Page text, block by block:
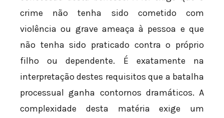
crime não tenha sido cometido com
violência ou grave ameaça à pessoa e que
não tenha sido praticado contra o próprio
filho ou dependente. É exatamente na
interpretação destes requisitos que a batalha
processual ganha contornos dramáticos. A
complexidade desta matéria exige um